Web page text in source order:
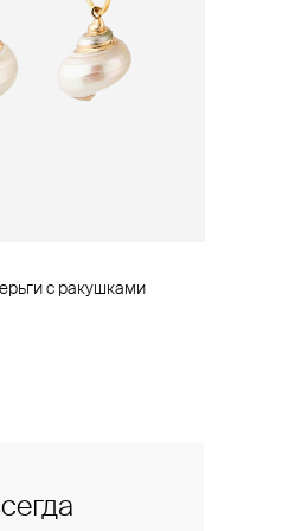
с ракушками